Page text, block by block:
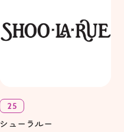
25
シューラルー